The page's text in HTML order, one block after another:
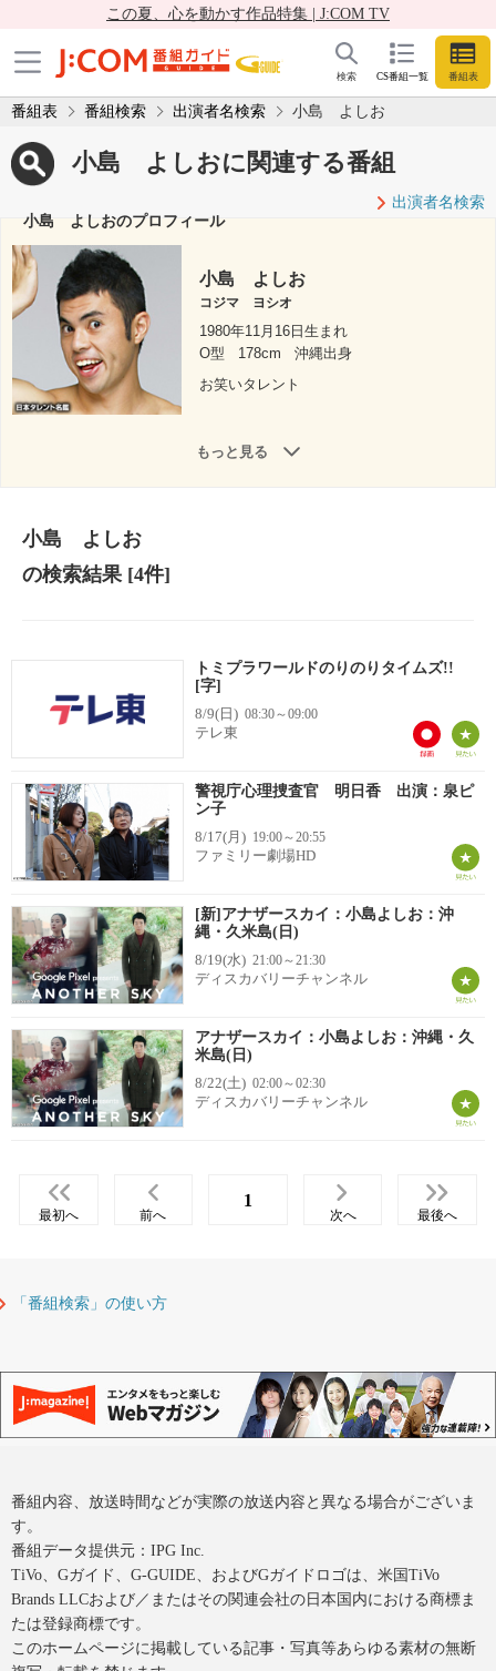
この夏、心を動かす作品特集 | J:COM TV
CS番組一覧 番組表
検索
番組表 番組検索 出演者名検索 小島 よしお
小島 よしおに関連する番組
出演者名検索
小島 よしおのプロフィール
小島 よしお
コジマ ヨシオ
1980年11月16日生まれ
O型
178cm
沖縄出身
お笑いタレント
もっと見る
小島 よしお
の検索結果[4件]
トミプラワールドのりのりタイムズ!!
[字]
8/9(日) 08:30～09:00
テレ東
警視庁心理捜査官 明日香 出演：泉ピ
ン子
8/17(月) 19:00～20:55
ファミリー劇場HD
[新]アナザースカイ：小島よしお：沖
縄・久米島(日)
8/19(水) 21:00～21:30
ディスカバリーチャンネル
アナザースカイ：小島よしお：沖縄・久
米島(日)
8/22(土) 02:00～02:30
ディスカバリーチャンネル
最初へ 前へ
1
次へ 最後へ
「番組検索」の使い方
番組内容、放送時間などが実際の放送内容と異なる場合がございま
す。
番組データ提供元：IPG Inc.
TiVo、Gガイド、G-GUIDE、およびGガイドロゴは、米国TiVo
Brands LLCおよび／またはその関連会社の日本国内における商標ま
たは登録商標です。
このホームページに掲載している記事・写真等あらゆる素材の無断